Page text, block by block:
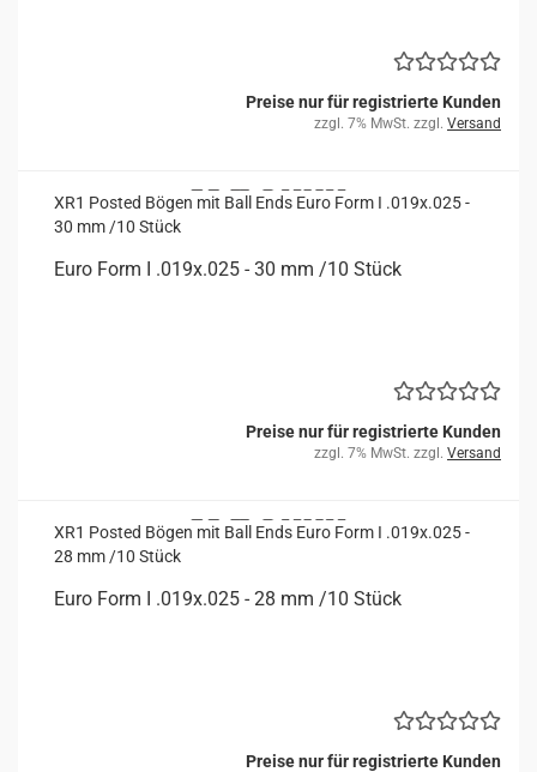
Preise nur für registrierte Kunden
zzgl. 7% MwSt. zzgl. Versand
XR1 Posted Bögen mit Ball Ends Euro Form I .019x.025 -
30 mm /10 Stück
Euro Form I .019x.025 - 30 mm /10 Stück
Preise nur für registrierte Kunden
zzgl. 7% MwSt. zzgl. Versand
XR1 Posted Bögen mit Ball Ends Euro Form I .019x.025 -
28 mm /10 Stück
Euro Form I .019x.025 - 28 mm /10 Stück
Preise nur für registrierte Kunden